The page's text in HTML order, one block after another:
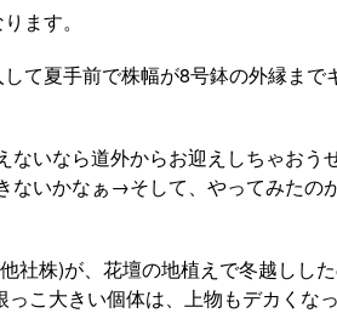
ます。
て夏手前で株幅が8号鉢の外縁ま
ないなら道外からお迎えしちゃおう
ないかなぁ→そして、やってみたの
社株)が、花壇の地植えで冬越しし
こ大きい個体は、上物もデカくな